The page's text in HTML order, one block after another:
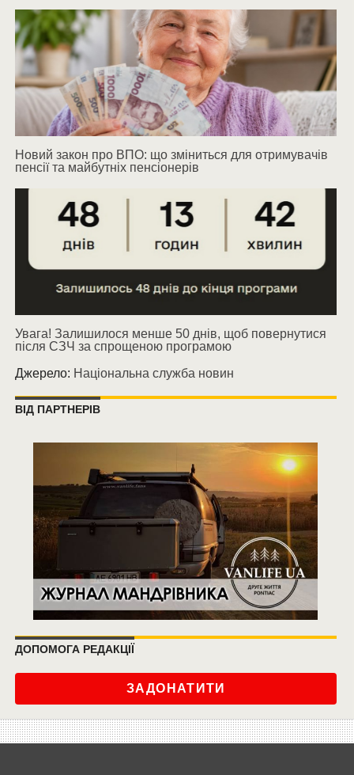
Новий закон про ВПО: що зміниться для отримувачів
пенсії та майбутніх пенсіонерів
Увага! Залишилося менше 50 днів, щоб повернутися
після СЗЧ за спрощеною програмою
Джерело: Національна служба новин
ВІД ПАРТНЕРІВ
ДОПОМОГА РЕДАКЦІЇ
ЗАДОНАТИТИ